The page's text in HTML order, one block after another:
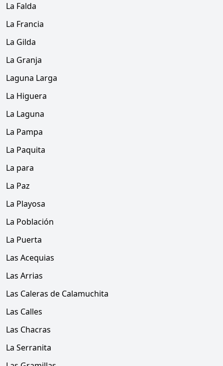
La Falda
La Francia
La Gilda
La Granja
Laguna Larga
La Higuera
La Laguna
La Pampa
La Paquita
La para
La Paz
La Playosa
La Población
La Puerta
Las Acequias
Las Arrias
Las Caleras de Calamuchita
Las Calles
Las Chacras
La Serranita